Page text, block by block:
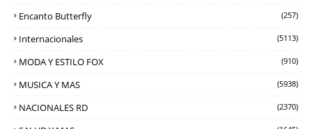
Encanto Butterfly (257)
Internacionales (5113)
MODA Y ESTILO FOX (910)
MUSICA Y MAS (5938)
NACIONALES RD (2370)